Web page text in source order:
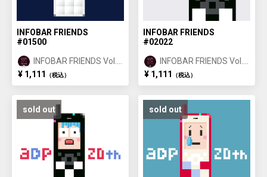
INFOBAR FRIENDS
#01500
INFOBAR FRIENDS Vol.1
ANNIN ①
¥ 1,111 （税込）
INFOBAR FRIENDS
#02022
INFOBAR FRIENDS Vol.1
ICHIMATSU ②
¥ 1,111 （税込）
sold out sold out